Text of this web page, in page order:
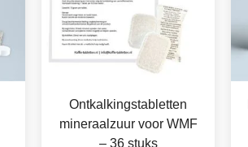
Ontkalkingstabletten
mineraalzuur voor WMF
– 36 stuks